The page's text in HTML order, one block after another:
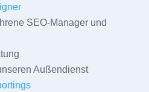
SEO-Manager und
Außendienst